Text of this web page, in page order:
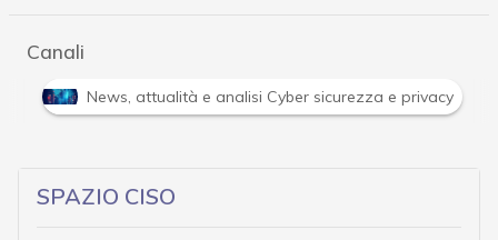
Canali
Attacchi hacker e Malware: le ultime news in tempo
SPAZIO CISO